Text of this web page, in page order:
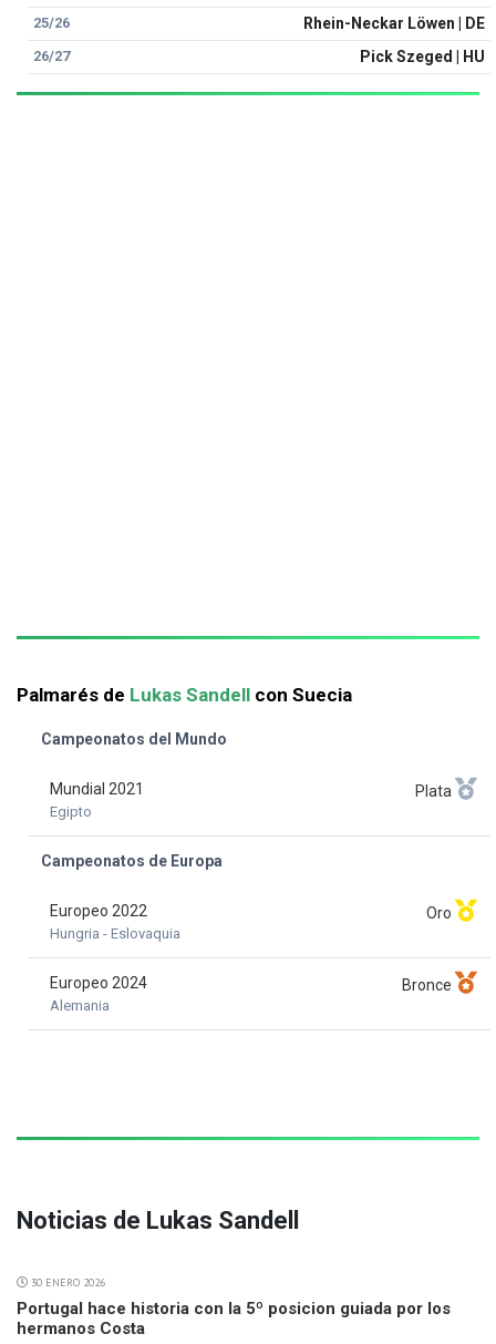
25/26 Rhein-Neckar Löwen | DE
26/27 Pick Szeged | HU
Palmarés de Lukas Sandell con Suecia
Campeonatos del Mundo
Mundial 2021
Egipto
Plata
Campeonatos de Europa
Europeo 2022
Hungria - Eslovaquia
Oro
Europeo 2024
Alemania
Bronce
Noticias de Lukas Sandell
30 ENERO 2026
Portugal hace historia con la 5º posicion guiada por los
hermanos Costa